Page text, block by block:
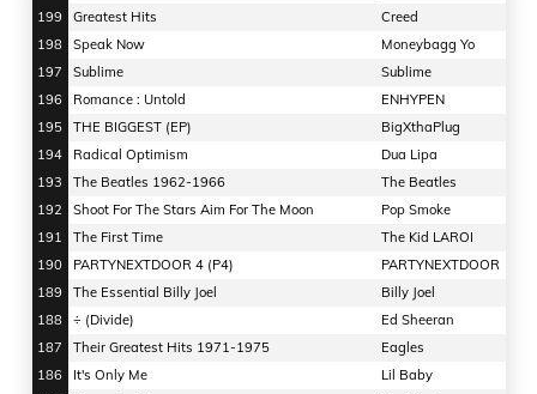
199
Greatest Hits
Creed
198
Speak Now
Moneybagg Yo
197
Sublime
Sublime
196
Romance : Untold
ENHYPEN
195
THE BIGGEST (EP)
BigXthaPlug
194
Radical Optimism
Dua Lipa
193
The Beatles 1962-1966
The Beatles
192
Shoot For The Stars Aim For The Moon
Pop Smoke
191
The First Time
The Kid LAROI
190
PARTYNEXTDOOR 4 (P4)
PARTYNEXTDOOR
189
The Essential Billy Joel
Billy Joel
188
÷ (Divide)
Ed Sheeran
187
Their Greatest Hits 1971-1975
Eagles
186
It's Only Me
Lil Baby